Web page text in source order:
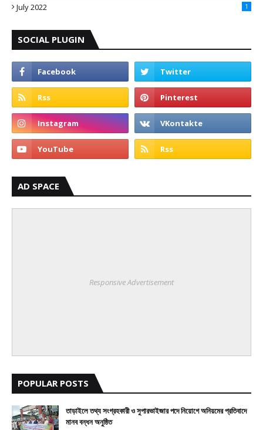
July 2022 1
SOCIAL PLUGIN
AD SPACE
Responsive Advertisement
POPULAR POSTS
তাড়াইলে তথ্য সংগ্রহকারী ও সুপারভাইজার পদে নিয়োগে অনিয়মের প্রতিবাদে
মানব বন্ধন অনুষ্ঠিত